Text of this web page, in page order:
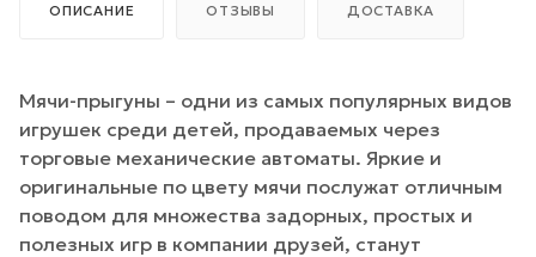
ОПИСАНИЕ ОТЗЫВЫ ДОСТАВКА
Мячи-прыгуны – одни из самых популярных видов
игрушек среди детей, продаваемых через
торговые механические автоматы. Яркие и
оригинальные по цвету мячи послужат отличным
поводом для множества задорных, простых и
полезных игр в компании друзей, станут